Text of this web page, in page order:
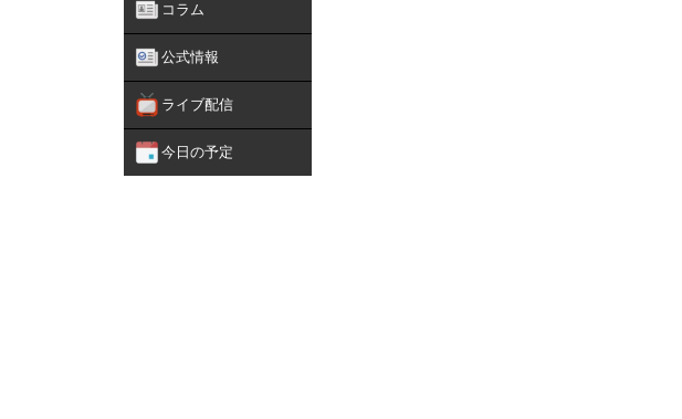
コラム
公式情報
ライブ配信
今日の予定